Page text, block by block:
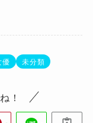
優 未分類
！